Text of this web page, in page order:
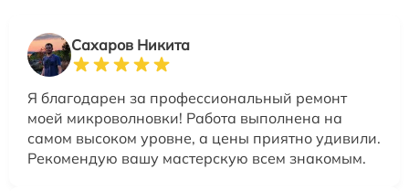
Сахаров Никита
Я благодарен за профессиональный ремонт
моей микроволновки! Работа выполнена на
самом высоком уровне, а цены приятно удивили.
Рекомендую вашу мастерскую всем знакомым.